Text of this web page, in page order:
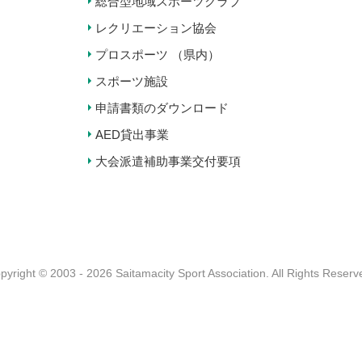
レクリエーション協会
プロスポーツ （県内）
スポーツ施設
申請書類のダウンロード
AED貸出事業
大会派遣補助事業交付要項
© 2003 - 2026 Saitamacity Sport Association. All Rights